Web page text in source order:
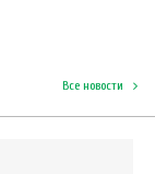
Все новости